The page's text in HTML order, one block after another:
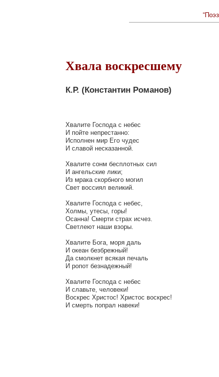
Хвала воскресшему
К.Р. (Константин Романов)
Хвалите Господа с небес
И пойте непрестанно:
Исполнен мир Его чудес
И славой несказанной.
Хвалите сонм бесплотных сил
И ангельские лики;
Из мрака скорбного могил
Свет воссиял великий.
Хвалите Господа с небес,
Холмы, утесы, горы!
Осанна! Смерти страх исчез.
Светлеют наши взоры.
Хвалите Бога, моря даль
И океан безбрежный!
Да смолкнет всякая печаль
И ропот безнадежный!
Хвалите Господа с небес
И славьте, человеки!
Воскрес Христос! Христос воскрес!